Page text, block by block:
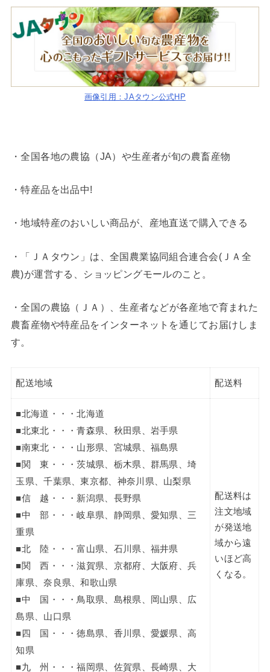
画像引用：JAタウン公式HP
・全国各地の農協（JA）や生産者が旬の農畜産物
・特産品を出品中!
・地域特産のおいしい商品が、産地直送で購入できる
・「ＪＡタウン」は、全国農業協同組合連合会(ＪＡ全
農)が運営する、ショッピングモールのこと。
・全国の農協（ＪＡ）、生産者などが各産地で育まれた
農畜産物や特産品をインターネットを通じてお届けしま
す。
配送地域 配送料
■北海道・・・北海道
■北東北・・・青森県、秋田県、岩手県
■南東北・・・山形県、宮城県、福島県
■関 東・・・茨城県、栃木県、群馬県、埼
玉県、千葉県、東京都、神奈川県、山梨県
■信 越・・・新潟県、長野県
■中 部・・・岐阜県、静岡県、愛知県、三
重県
■北 陸・・・富山県、石川県、福井県
■関 西・・・滋賀県、京都府、大阪府、兵
庫県、奈良県、和歌山県
■中 国・・・鳥取県、島根県、岡山県、広
島県、山口県
■四 国・・・徳島県、香川県、愛媛県、高
知県
■九 州・・・福岡県、佐賀県、長崎県、大
配送料は
注文地域
が発送地
域から遠
いほど高
くなる。